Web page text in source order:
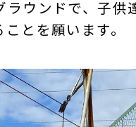
ラウンドで、子供
とを願います。